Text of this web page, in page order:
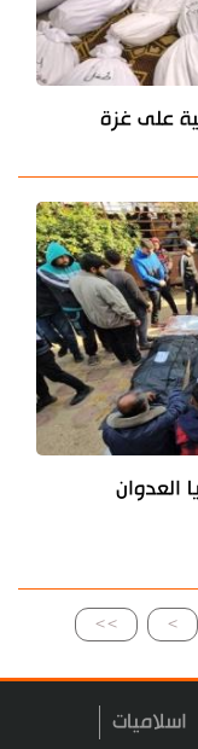
على غزة
العدوان
>> >
اسلاميات